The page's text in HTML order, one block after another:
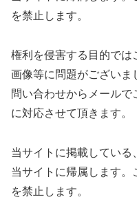
を禁止します。
権利を侵害する目的では
画像等に問題がございま
問い合わせからメール
に対応させて頂きます。
当サイトに掲載している
当サイトに帰属します。
を禁止します。